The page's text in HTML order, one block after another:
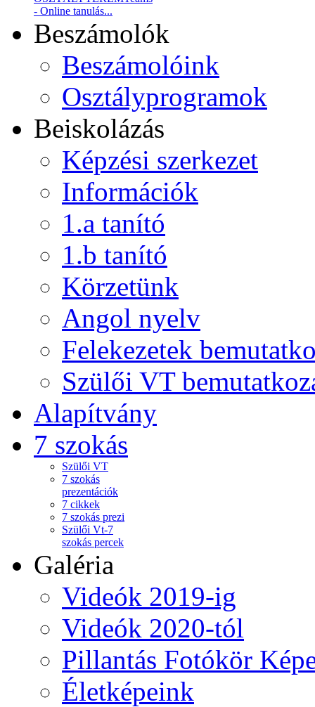
- Online tanulás...
Beszámolók
Beszámolóink
Osztályprogramok
Beiskolázás
Képzési szerkezet
Információk
1.a tanító
1.b tanító
Körzetünk
Angol nyelv
Felekezetek
Szülői VT
Alapítvány
7 szokás
Szülői VT
7 szokás
prezentációk
7 cikkek
7 szokás prezi
Szülői Vt-7
szokás percek
Galéria
Videók 2019-ig
Videók 2020-tól
Pillantás Fotókör
Életképeink